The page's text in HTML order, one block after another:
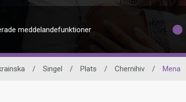
meddelandefunktioner
/ Singel / Plats / Chernihiv / Mena